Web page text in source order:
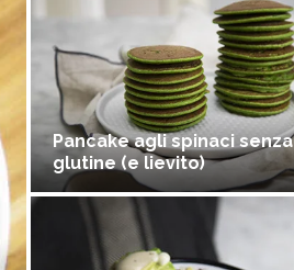
Pancake agli spinaci senza
glutine (e lievito)